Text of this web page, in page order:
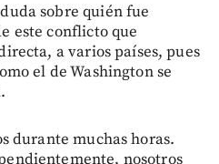
sobre quién fue
este conflicto que
a varios países, pues
el de Washington se
durante muchas horas.
nosotros